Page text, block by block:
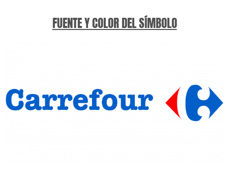
FUENTE Y COLOR DEL SÍMBOLO